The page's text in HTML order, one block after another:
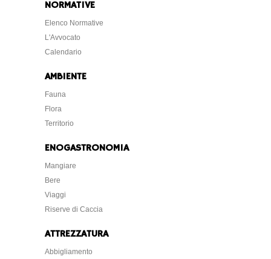
Elenco Normative
L'Avvocato
Calendario
Fauna
Flora
Territorio
Mangiare
Bere
Viaggi
Riserve di Caccia
Abbigliamento
Coltelli